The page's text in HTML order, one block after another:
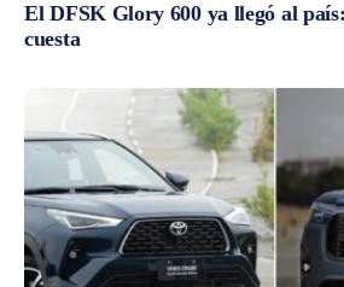
El DFSK Glory 600 ya llegó al
cuesta